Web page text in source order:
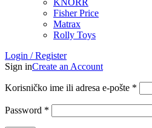
KNORR
Fisher Price
Matrax
Rolly Toys
Login / Register
Sign inCreate an Account
Korisničko ime ili adresa e-pošte *
Password *